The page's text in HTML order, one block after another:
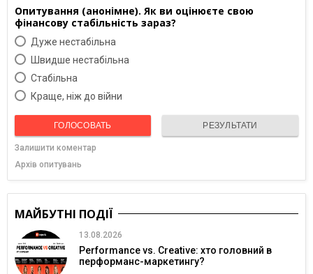
Опитування (анонімне). Як ви оцінюєте свою
фінансову стабільність зараз?
Дуже нестабільна
Швидше нестабільна
Cтабільна
Краще, ніж до війни
ГОЛОСОВАТЬ РЕЗУЛЬТАТИ
Залишити коментар
Архів опитувань
МАЙБУТНІ ПОДІЇ
13.08.2026
Performance vs. Creative: хто головний в
перформанс-маркетингу?